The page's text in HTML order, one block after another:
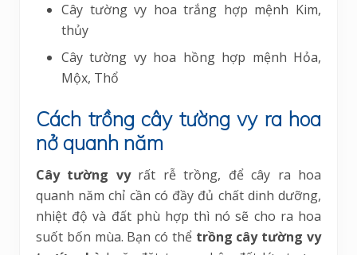
Cây tường vy hoa trắng hợp mệnh Kim,
thủy
Cây tường vy hoa hồng hợp mệnh Hỏa,
Mộx, Thổ
Cách trồng cây tường vy ra hoa
nở quanh năm
Cây tường vyrất rễ trồng, để cây ra hoa
quanh năm chỉ cần có đầy đủ chất dinh dưỡng,
nhiệt độ và đất phù hợp thì nó sẽ cho ra hoa
suốt bốn mùa. Bạn có thể trồng cây tường vy